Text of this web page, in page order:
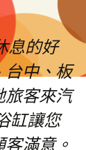
息的好
台中、板
旅客來汽
缸讓您
滿意。